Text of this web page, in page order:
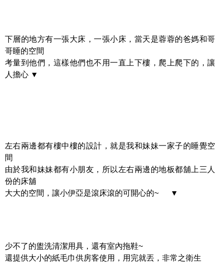
下層的地方有一張大床，一張小床，當天是蓉蓉的爸媽和哥
哥睡的空間
考量到他們，這樣他們也不用一直上下樓，爬上爬下的，讓
人擔心 ▼
左右兩邊都有樓中樓的設計，就是我和妹妹一家子的睡覺空
間
由於我和妹妹都有小朋友，所以左右兩邊的地板都舖上三人
份的床舖
大大的空間，讓小伊亞是滾床滾的可開心的~ ▼
少不了的盥洗清潔用具，還有室內拖鞋~
還提供大小的紙毛巾供房客使用，用完就丟，非常之衛生